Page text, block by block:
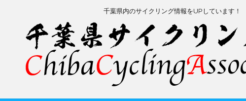
千葉県内のサイクリング情報をUPしています！